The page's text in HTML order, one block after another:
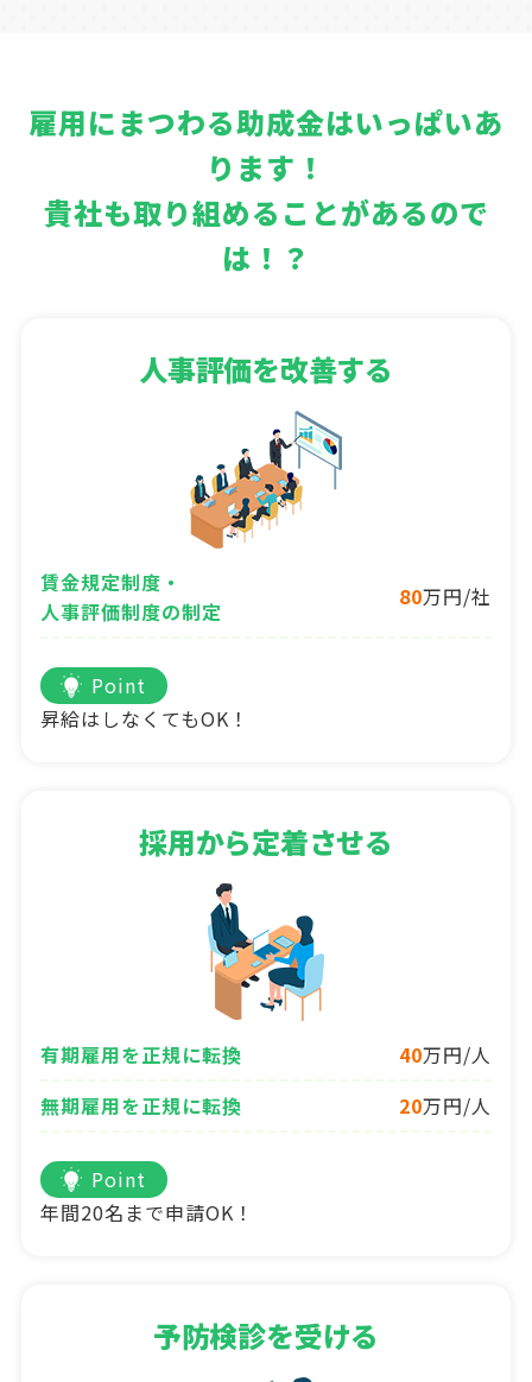
雇用にまつわる助成金はいっぱいあ
ります！
貴社も取り組めることがあるので
は！？
人事評価を改善する
賃金規定制度・
人事評価制度の制定
80万円/社
Point
昇給はしなくてもOK！
採用から定着させる
有期雇用を正規に転換 40万円/人
無期雇用を正規に転換
20万円/人
Point
年間20名まで申請OK！
予防検診を受ける